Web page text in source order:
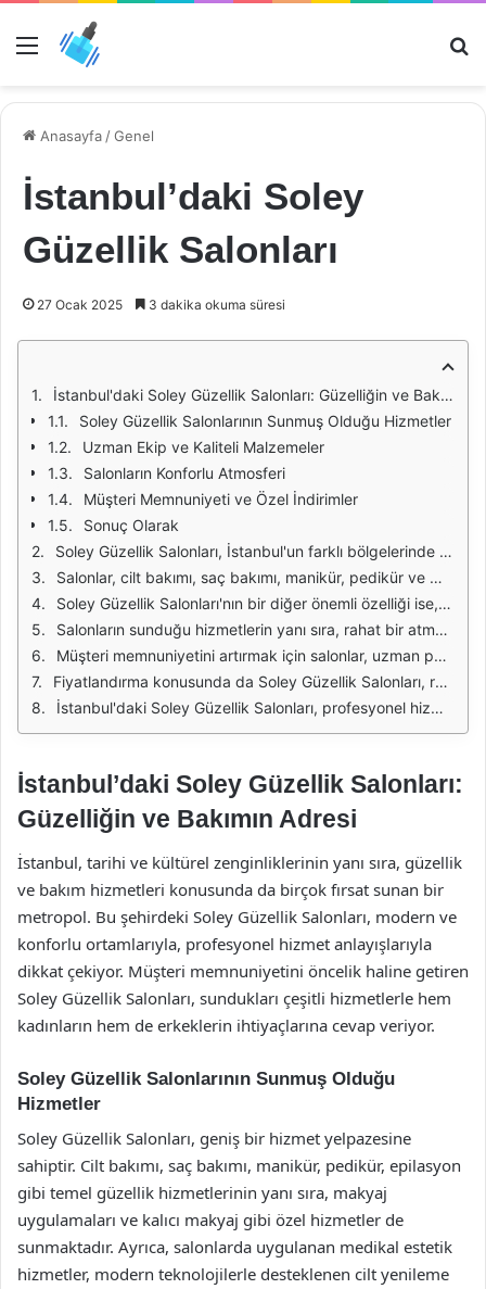
Menü
Anasayfa /Genel
İstanbul’daki Soley
Güzellik Salonları
27 Ocak 2025 3 dakika okuma süresi
İstanbul'daki Soley Güzellik Salonları: Güzelliğin ve Bakımın Adresi
Soley Güzellik Salonlarının Sunmuş Olduğu Hizmetler
Uzman Ekip ve Kaliteli Malzemeler
Salonların Konforlu Atmosferi
Müşteri Memnuniyeti ve Özel İndirimler
Sonuç Olarak
Soley Güzellik Salonları, İstanbul'un farklı bölgelerinde hizmet veren önde gelen güzellik merkezlerindendir. Bu salonlar, estetik ve kişisel bakım konularında geniş bir hizmet yelpazesine sahiptir. Müşteri memnuniyetini ön planda tutarak, profesyonel ekipleri ile dikkat çeken bu salonlar, sağlıklı ve güzel bir görünüm elde etmek isteyenler için ideal bir seçimdir.
Salonlar, cilt bakımı, saç bakımı, manikür, pedikür ve makyaj gibi birçok alanda hizmet sunmaktadır. Özellikle cilt bakımında kullanılan ürünler, dermatologlar tarafından onaylanmış ve kaliteli markalardan seçilmektedir. Bu sayede, müşterilerin cilt sağlığını korumak ve güzelleştirmek için etkili çözümler sunulmaktadır.
Soley Güzellik Salonları'nın bir diğer önemli özelliği ise, sürekli olarak kendilerini güncellemeleri ve yenilikçi hizmetler sunmalarıdır. Güzellik trendlerini takip eden salonlar, çeşitli uygulamalar ve tekniklerle müşterilerine en iyi hizmeti vermeyi hedeflemektedir. Bu, sadece geleneksel güzellik hizmetleri ile sınırlı kalmayıp, aynı zamanda modern estetik uygulamaları da içermektedir.
Salonların sunduğu hizmetlerin yanı sıra, rahat bir atmosferde geçirdiğiniz zamanın da önemi büyüktür. Soley Güzellik Salonları, modern ve şık tasarımları ile müşterilerine huzurlu bir ortam sunmaktadır. Müşteriler, burada sadece bakım yaptırmakla kalmayıp, aynı zamanda stres atma ve kendilerini yenileme fırsatını da bulmaktadır.
Müşteri memnuniyetini artırmak için salonlar, uzman personel ile çalışmaktadır. Eğitimli ve deneyimli estetisyenler, müşterilerin ihtiyaçlarına uygun önerilerde bulunarak, kişiye özel hizmetler sunmaktadır. Bu yaklaşım, müşteri bağlılığını artırmakta ve salonun tercih edilme nedenlerinden biri olmaktadır.
Fiyatlandırma konusunda da Soley Güzellik Salonları, rekabetçi bir strateji izlemektedir. Sunulan hizmetlerin kalitesi ile fiyatları arasında iyi bir denge kurarak, her bütçeye hitap etmeyi başarmaktadır. Bu sayede, İstanbul'un farklı kesimlerinden gelen müşteriler, uygun fiyatlarla kaliteli hizmet almanın keyfini sürmektedir.
İstanbul'daki Soley Güzellik Salonları, profesyonel hizmetleri, kaliteli ürünleri ve müşteri odaklı yaklaşımları ile öne çıkmaktadır. Güzellik ve bakım alanında arayış içinde olanlar için ideal bir adres olan bu salonlar, hem estetik hem de ruhsal bir yenilenme sağlamayı hedeflemektedir.
İstanbul’daki Soley Güzellik Salonları:
Güzelliğin ve Bakımın Adresi
İstanbul, tarihi ve kültürel zenginliklerinin yanı sıra, güzellik
ve bakım hizmetleri konusunda da birçok fırsat sunan bir
metropol. Bu şehirdeki Soley Güzellik Salonları, modern ve
konforlu ortamlarıyla, profesyonel hizmet anlayışlarıyla
dikkat çekiyor. Müşteri memnuniyetini öncelik haline getiren
Soley Güzellik Salonları, sundukları çeşitli hizmetlerle hem
kadınların hem de erkeklerin ihtiyaçlarına cevap veriyor.
Soley Güzellik Salonlarının Sunmuş Olduğu
Hizmetler
Soley Güzellik Salonları, geniş bir hizmet yelpazesine
sahiptir. Cilt bakımı, saç bakımı, manikür, pedikür, epilasyon
gibi temel güzellik hizmetlerinin yanı sıra, makyaj
uygulamaları ve kalıcı makyaj gibi özel hizmetler de
sunmaktadır. Ayrıca, salonlarda uygulanan medikal estetik
hizmetler, modern teknolojilerle desteklenen cilt yenileme